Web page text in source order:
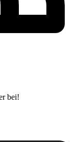
bei!